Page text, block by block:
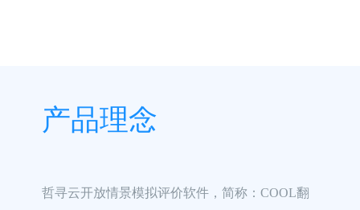
产品理念
哲寻云开放情景模拟评价软件，简称：COOL翻